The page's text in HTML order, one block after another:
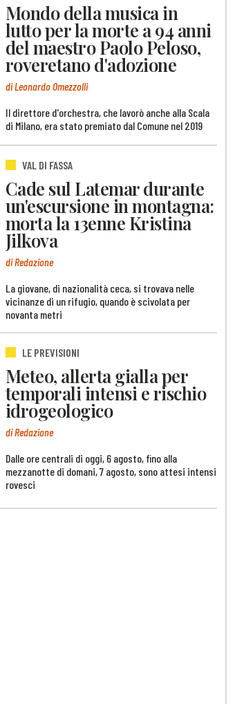
Mondo della musica in
lutto per la morte a 94 anni
del maestro Paolo Peloso,
roveretano d'adozione
di Leonardo Omezzolli
Il direttore d'orchestra, che lavorò anche alla Scala
di Milano, era stato premiato dal Comune nel 2019
VAL DI FASSA
Cade sul Latemar durante
un'escursione in montagna:
morta la 13enne Kristina
Jilkova
di Redazione
La giovane, di nazionalità ceca, si trovava nelle
vicinanze di un rifugio, quando è scivolata per
novanta metri
LE PREVISIONI
Meteo, allerta gialla per
temporali intensi e rischio
idrogeologico
di Redazione
Dalle ore centrali di oggi, 6 agosto, fino alla
mezzanotte di domani, 7 agosto, sono attesi intensi
rovesci